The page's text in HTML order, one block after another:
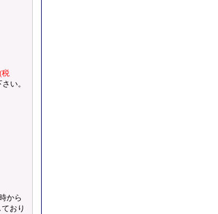
税
い。
から
おり